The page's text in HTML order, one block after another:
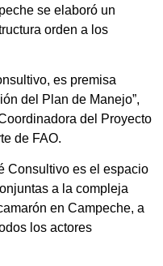
se elaboró un
orden a los
es premisa
del Plan de Manejo”,
del Proyecto
de FAO.
Consultivo es el espacio
a la compleja
en Campeche, a
los actores